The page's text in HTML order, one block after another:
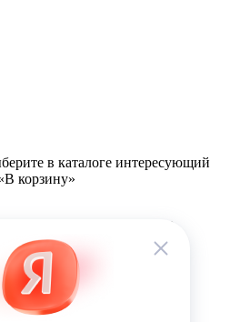
в каталоге интересующий
корзину»
вы соглашаетесь на сбор
с Пользовательским